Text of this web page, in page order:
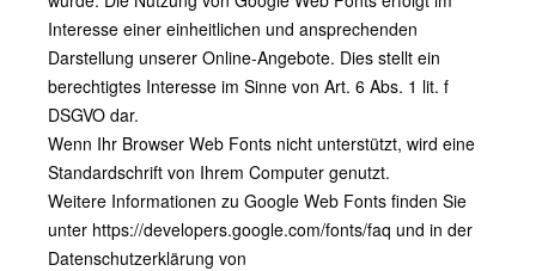
Interesse einer einheitlichen und ansprechenden
Darstellung unserer Online-Angebote. Dies stellt ein
berechtigtes Interesse im Sinne von Art. 6 Abs. 1 lit. f
DSGVO dar.
Wenn Ihr Browser Web Fonts nicht unterstützt, wird eine
Standardschrift von Ihrem Computer genutzt.
Weitere Informationen zu Google Web Fonts finden Sie
unter https://developers.google.com/fonts/faq und in der
Datenschutzerklärung von